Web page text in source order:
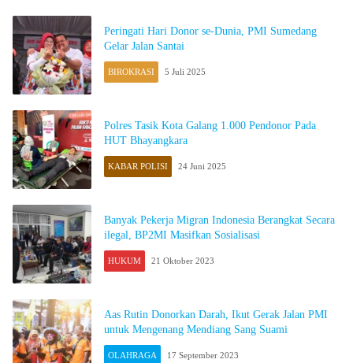
Peringati Hari Donor se-Dunia, PMI Sumedang
Gelar Jalan Santai
BIROKRASI 5 Juli 2025
Polres Tasik Kota Galang 1.000 Pendonor Pada
HUT Bhayangkara
KABAR POLISI 24 Juni 2025
Banyak Pekerja Migran Indonesia Berangkat Secara
ilegal, BP2MI Masifkan Sosialisasi
HUKUM 21 Oktober 2023
Aas Rutin Donorkan Darah, Ikut Gerak Jalan PMI
untuk Mengenang Mendiang Sang Suami
OLAHRAGA 17 September 2023